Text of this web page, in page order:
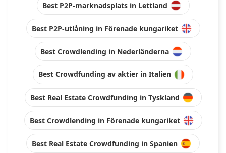
Best P2P-marknadsplats in Lettland
Best P2P-utlåning in Förenade kungariket
Best Crowdlending in Nederländerna
Best Crowdfunding av aktier in Italien
Best Real Estate Crowdfunding in Tyskland
Best Crowdlending in Förenade kungariket
Best Real Estate Crowdfunding in Spanien